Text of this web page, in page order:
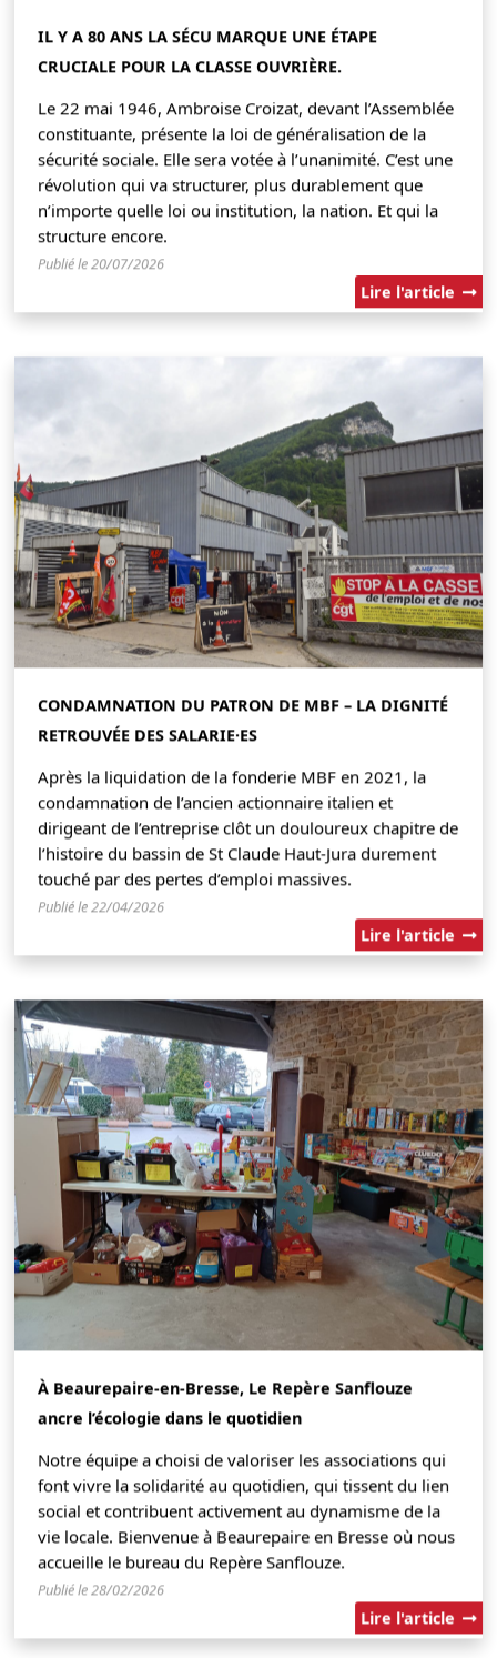
IL Y A 80 ANS LA SÉCU MARQUE UNE ÉTAPE
CRUCIALE POUR LA CLASSE OUVRIÈRE.
Le 22 mai 1946, Ambroise Croizat, devant l’Assemblée
constituante, présente la loi de généralisation de la
sécurité sociale. Elle sera votée à l’unanimité. C’est une
révolution qui va structurer, plus durablement que
n’importe quelle loi ou institution, la nation. Et qui la
structure encore.
Publié le 20/07/2026
Lire l'article
CONDAMNATION DU PATRON DE MBF – LA DIGNITÉ
RETROUVÉE DES SALARIE·ES
Après la liquidation de la fonderie MBF en 2021, la
condamnation de l’ancien actionnaire italien et
dirigeant de l’entreprise clôt un douloureux chapitre de
l’histoire du bassin de St Claude Haut-Jura durement
touché par des pertes d’emploi massives.
Publié le 22/04/2026
Lire l'article
À Beaurepaire-en-Bresse, Le Repère Sanflouze
ancre l’écologie dans le quotidien
Notre équipe a choisi de valoriser les associations qui
font vivre la solidarité au quotidien, qui tissent du lien
social et contribuent activement au dynamisme de la
vie locale. Bienvenue à Beaurepaire en Bresse où nous
accueille le bureau du Repère Sanflouze.
Publié le 28/02/2026
Lire l'article